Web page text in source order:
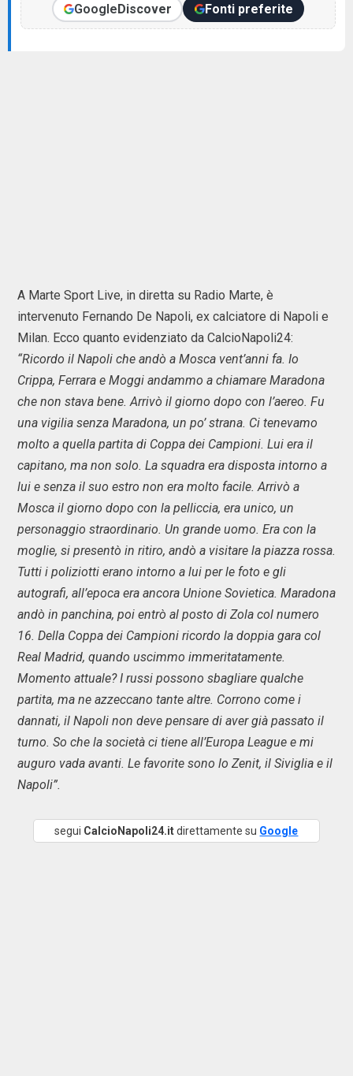
GoogleDiscover Fonti preferite
A Marte Sport Live, in diretta su Radio Marte, è
intervenuto Fernando De Napoli, ex calciatore di Napoli e
Milan. Ecco quanto evidenziato da CalcioNapoli24:
“Ricordo il Napoli che andò a Mosca vent’anni fa. Io
Crippa, Ferrara e Moggi andammo a chiamare Maradona
che non stava bene. Arrivò il giorno dopo con l’aereo. Fu
una vigilia senza Maradona, un po’ strana. Ci tenevamo
molto a quella partita di Coppa dei Campioni. Lui era il
capitano, ma non solo. La squadra era disposta intorno a
lui e senza il suo estro non era molto facile. Arrivò a
Mosca il giorno dopo con la pelliccia, era unico, un
personaggio straordinario. Un grande uomo. Era con la
moglie, si presentò in ritiro, andò a visitare la piazza rossa.
Tutti i poliziotti erano intorno a lui per le foto e gli
autografi, all’epoca era ancora Unione Sovietica. Maradona
andò in panchina, poi entrò al posto di Zola col numero
16. Della Coppa dei Campioni ricordo la doppia gara col
Real Madrid, quando uscimmo immeritatamente.
Momento attuale? I russi possono sbagliare qualche
partita, ma ne azzeccano tante altre. Corrono come i
dannati, il Napoli non deve pensare di aver già passato il
turno. So che la società ci tiene all’Europa League e mi
auguro vada avanti. Le favorite sono lo Zenit, il Siviglia e il
Napoli”.
segui CalcioNapoli24.itdirettamente su Google